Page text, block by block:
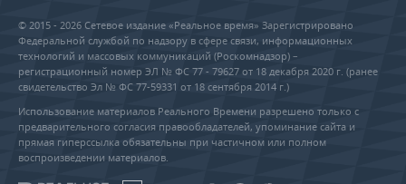
© 2015 - 2026 Сетевое издание «Реальное время» Зарегистрировано
Федеральной службой по надзору в сфере связи, информационных
технологий и массовых коммуникаций (Роскомнадзор) –
регистрационный номер ЭЛ № ФС 77 - 79627 от 18 декабря 2020 г. (ранее
свидетельство Эл № ФС 77-59331 от 18 сентября 2014 г.)
Использование материалов Реального Времени разрешено только с
предварительного согласия правообладателей, упоминание сайта и
прямая гиперссылка обязательны при частичном или полном
воспроизведении материалов.